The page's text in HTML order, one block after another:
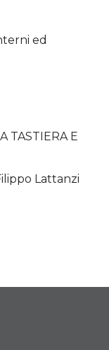
ed
TASTIERA E
Lattanzi